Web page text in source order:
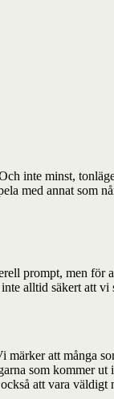
inte minst,
med annat som
prompt, men för
alltid säkert att vi
att många
som kommer ut
att vara väldigt